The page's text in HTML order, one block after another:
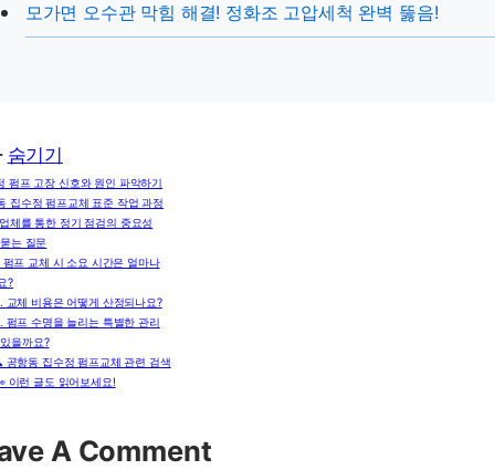
모가면 오수관 막힘 해결! 정화조 고압세척 완벽 뚫음!
숨기기
펌프 고장 신호와 원인 파악하기
집수정 펌프교체 표준 작업 과정
체를 통한 정기 점검의 중요성
는 질문
펌프 교체 시 소요 시간은 얼마나
?
교체 비용은 어떻게 산정되나요?
펌프 수명을 늘리는 특별한 관리
을까요?
공항동 집수정 펌프교체 관련 검색
이런 글도 읽어보세요!
A Comment